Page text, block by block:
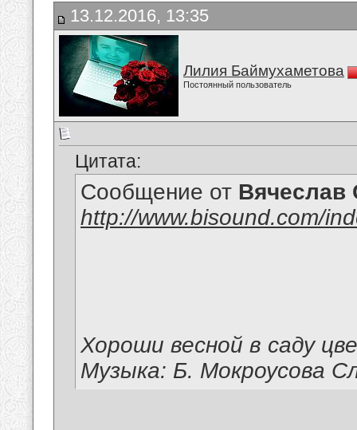
13.12.2016, 13:35
Лилия Баймухаметова
Постоянный пользователь
Цитата:
Сообщение от Вячеслав
http://www.bisound.com/
Хороши весной в саду
Музыка: Б. Мокроусова